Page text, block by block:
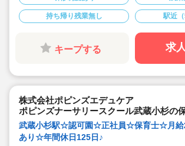
◇年間休日123日！有給休暇は入社2
後に13日付与されます♪
◇宿舎借上げ制度あり(初期費用・引っ
たは住宅手当支給！※世帯主
◇残業ゼロ推進 / 持ち帰り残業禁止 /
支給！安心の職場環境です◎
◇各種手当や休暇制度，時短勤務制度
以上実施しています！
持ち帰り残業無し 駅近（
キープする 求
株式会社ポピンズエデュケア
ポピンズナーサリースクール武蔵小杉の
武蔵小杉駅☆認可園☆正社員☆保育士☆月給
あり☆年間休日125日♪